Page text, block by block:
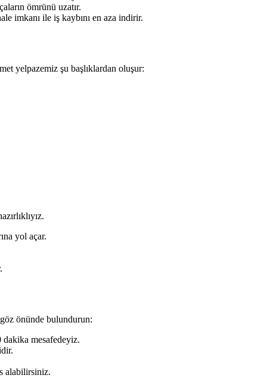
ömrünü uzatır.
imkanı ile iş kaybını en aza indirir.
yelpazemiz şu başlıklardan oluşur:
yol açar.
önünde bulundurun:
mesafedeyiz.
alabilirsiniz.